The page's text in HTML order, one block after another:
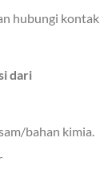
hubungi kontak
dari
bahan kimia.